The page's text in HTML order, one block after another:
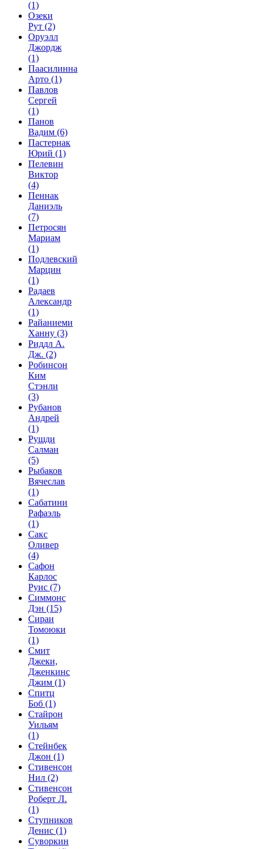
(1)
Озеки
Рут (2)
Оруэлл
Джордж
(1)
Паасилинна
Арто (1)
Павлов
Сергей
(1)
Панов
Вадим (6)
Пастернак
Юрий (1)
Пелевин
Виктор
(4)
Пеннак
Даниэль
(7)
Петросян
Мариам
(1)
Подлевский
Марцин
(1)
Радаев
Александр
(1)
Райаниеми
Ханну (3)
Риддл А.
Дж. (2)
Робинсон
Ким
Стэнли
(3)
Рубанов
Андрей
(1)
Рушди
Салман
(5)
Рыбаков
Вячеслав
(1)
Сабатини
Рафаэль
(1)
Сакс
Оливер
(4)
Сафон
Карлос
Руис (7)
Симмонс
Дэн (15)
Сираи
Томоюки
(1)
Смит
Джеки,
Дженкинс
Джим (1)
Спитц
Боб (1)
Стайрон
Уильям
(1)
Стейнбек
Джон (1)
Стивенсон
Нил (2)
Стивенсон
Роберт Л.
(1)
Ступников
Денис (1)
Суворкин